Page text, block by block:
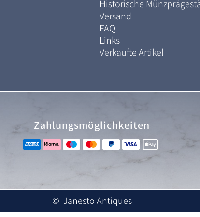
Historische
Versand
FAQ
Links
Verkaufte Artikel
Zahlungsmöglichkeiten
© Janesto Antiques